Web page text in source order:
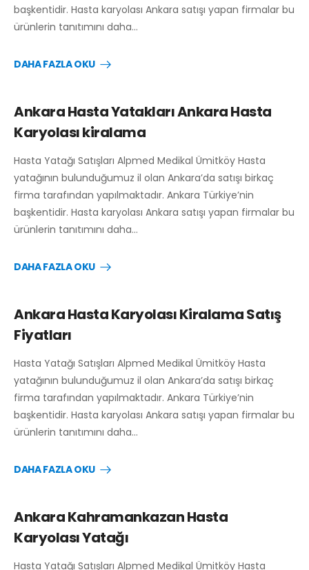
başkentidir. Hasta karyolası Ankara satışı yapan firmalar bu
ürünlerin tanıtımını daha…
DAHA FAZLA OKU
Ankara Hasta Yatakları Ankara Hasta
Karyolası kiralama
Hasta Yatağı Satışları Alpmed Medikal Ümitköy Hasta
yatağının bulunduğumuz il olan Ankara’da satışı birkaç
firma tarafından yapılmaktadır. Ankara Türkiye’nin
başkentidir. Hasta karyolası Ankara satışı yapan firmalar bu
ürünlerin tanıtımını daha…
DAHA FAZLA OKU
Ankara Hasta Karyolası Kiralama Satış
Fiyatları
Hasta Yatağı Satışları Alpmed Medikal Ümitköy Hasta
yatağının bulunduğumuz il olan Ankara’da satışı birkaç
firma tarafından yapılmaktadır. Ankara Türkiye’nin
başkentidir. Hasta karyolası Ankara satışı yapan firmalar bu
ürünlerin tanıtımını daha…
DAHA FAZLA OKU
Ankara Kahramankazan Hasta
Karyolası Yatağı
Hasta Yatağı Satışları Alpmed Medikal Ümitköy Hasta